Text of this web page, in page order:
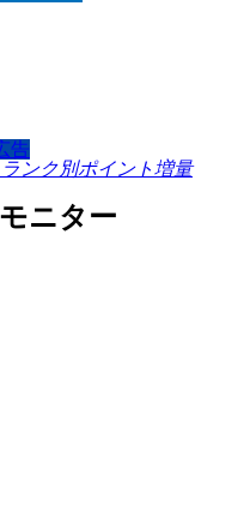
告
ランク別ポイント増量
ニター